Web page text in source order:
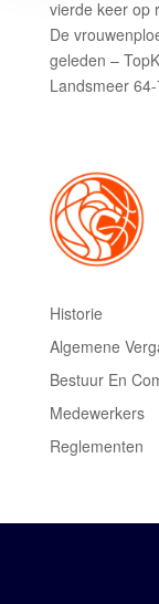
vierde keer op
De
geleden –
Landsmeer
Historie
Algemene
Bestuur En
Medewerkers
Reglementen